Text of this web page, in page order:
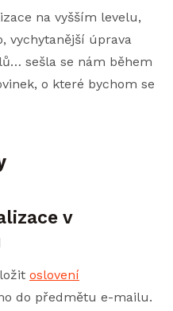
na vyšším levelu,
vychytanější úprava
sešla se nám během
o které bychom se
v
oslovení
do předmětu e-mailu.